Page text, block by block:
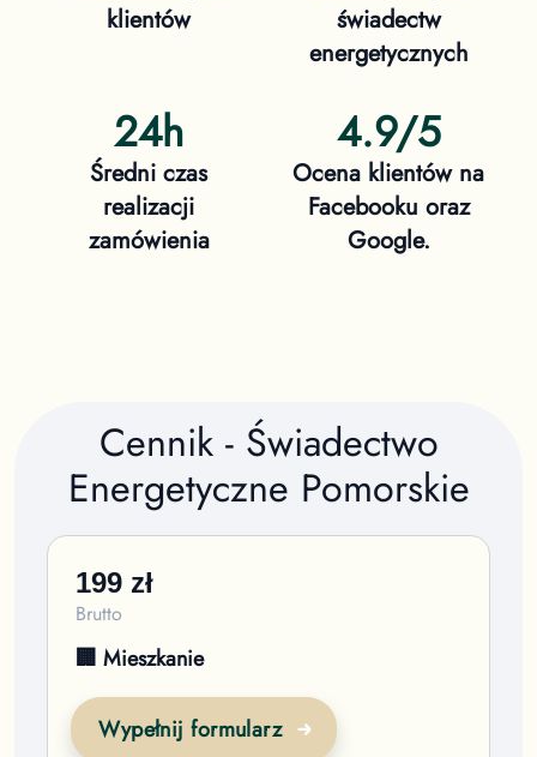
klientów
świadectw
energetycznych
24h
Średni czas
realizacji
zamówienia
4.9/5
Ocena klientów na
Facebooku oraz
Google.
Cennik - Świadectwo
Energetyczne Pomorskie
199 zł
Brutto
🏢 Mieszkanie
Wypełnij formularz